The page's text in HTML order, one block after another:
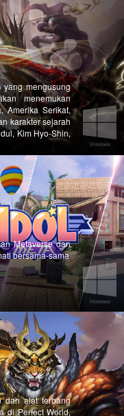
yang mengusung
menemukan
Amerika Serikat,
karakter sejarah
Kim Hyo-Shin,
Metaverse dan
bersama-sama
dan alat terbang
di Perfect World,